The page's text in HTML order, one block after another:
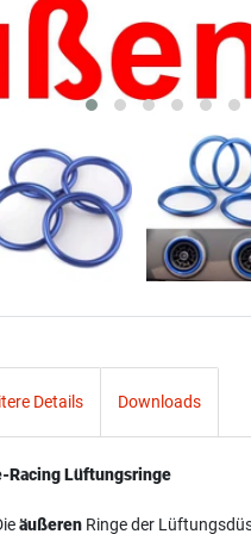
Details Downloads
Racing Lüftungsringe
äußeren Ringe der